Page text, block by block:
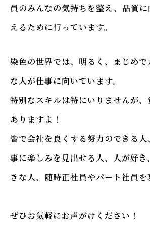
員のみんなの気持ちを整え、品質
えるために行っています。
染色の世界では、明るく、まじめ
な人が仕事に向いています。
特別なスキルは特にいりませんが、
ありますよ！
皆で会社を良くする努力のできる
事に楽しみを見出せる人、人が好
きな人、随時正社員やパート社員を
ぜひお気軽にお声がけください！